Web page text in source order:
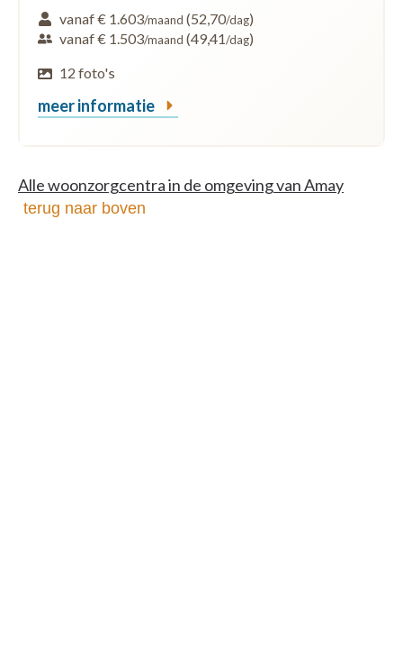
vanaf € 1.603/maand (52,70/dag)
vanaf € 1.503/maand (49,41/dag)
12 foto's
meer informatie
Alle woonzorgcentra in de omgeving van Amay
terug naar boven